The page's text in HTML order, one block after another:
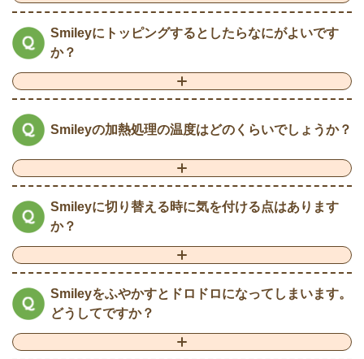
Smileyにトッピングするとしたらなにがよいです
か？
Smileyの加熱処理の温度はどのくらいでしょうか？
Smileyに切り替える時に気を付ける点はあります
か？
Smileyをふやかすとドロドロになってしまいます。
どうしてですか？